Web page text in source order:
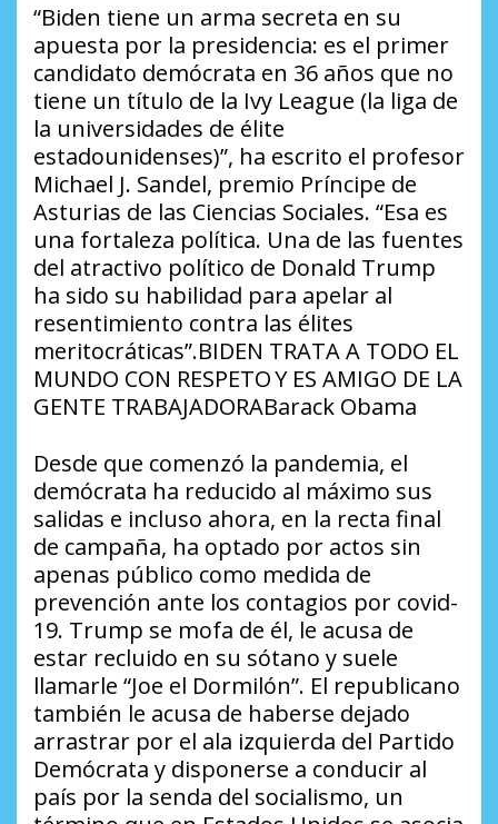
“Biden tiene un arma secreta en su
apuesta por la presidencia: es el primer
candidato demócrata en 36 años que no
tiene un título de la Ivy League (la liga de
la universidades de élite
estadounidenses)”, ha escrito el profesor
Michael J. Sandel, premio Príncipe de
Asturias de las Ciencias Sociales. “Esa es
una fortaleza política. Una de las fuentes
del atractivo político de Donald Trump
ha sido su habilidad para apelar al
resentimiento contra las élites
meritocráticas”.BIDEN TRATA A TODO EL
MUNDO CON RESPETO Y ES AMIGO DE LA
GENTE TRABAJADORABarack Obama
Desde que comenzó la pandemia, el
demócrata ha reducido al máximo sus
salidas e incluso ahora, en la recta final
de campaña, ha optado por actos sin
apenas público como medida de
prevención ante los contagios por covid-
19. Trump se mofa de él, le acusa de
estar recluido en su sótano y suele
llamarle “Joe el Dormilón”. El republicano
también le acusa de haberse dejado
arrastrar por el ala izquierda del Partido
Demócrata y disponerse a conducir al
país por la senda del socialismo, un